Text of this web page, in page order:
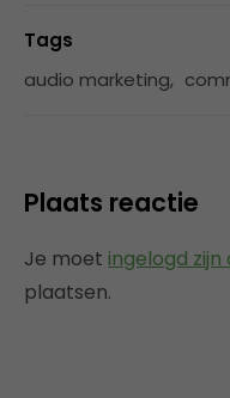
Tags
audio marketing,
Plaats reactie
Je moet ingelogd zijn
plaatsen.